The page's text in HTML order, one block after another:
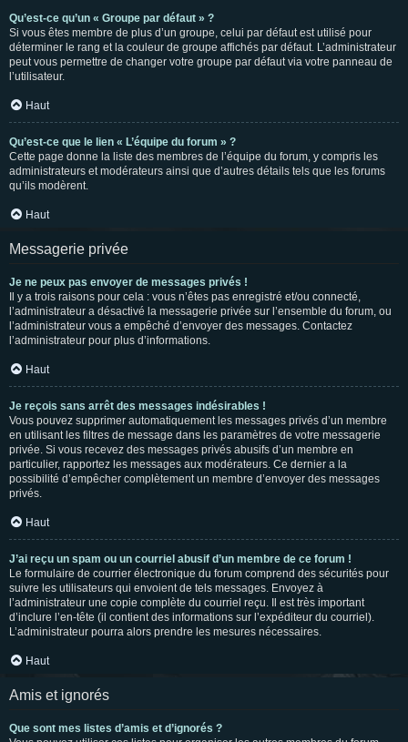
Qu’est-ce qu’un « Groupe par défaut » ?
Si vous êtes membre de plus d’un groupe, celui par défaut est utilisé pour
déterminer le rang et la couleur de groupe affichés par défaut. L’administrateur
peut vous permettre de changer votre groupe par défaut via votre panneau de
l’utilisateur.
Haut
Qu’est-ce que le lien « L’équipe du forum » ?
Cette page donne la liste des membres de l’équipe du forum, y compris les
administrateurs et modérateurs ainsi que d’autres détails tels que les forums
qu’ils modèrent.
Haut
Messagerie privée
Je ne peux pas envoyer de messages privés !
Il y a trois raisons pour cela : vous n’êtes pas enregistré et/ou connecté,
l’administrateur a désactivé la messagerie privée sur l’ensemble du forum, ou
l’administrateur vous a empêché d’envoyer des messages. Contactez
l’administrateur pour plus d’informations.
Haut
Je reçois sans arrêt des messages indésirables !
Vous pouvez supprimer automatiquement les messages privés d’un membre
en utilisant les filtres de message dans les paramètres de votre messagerie
privée. Si vous recevez des messages privés abusifs d’un membre en
particulier, rapportez les messages aux modérateurs. Ce dernier a la
possibilité d’empêcher complètement un membre d’envoyer des messages
privés.
Haut
J’ai reçu un spam ou un courriel abusif d’un membre de ce forum !
Le formulaire de courrier électronique du forum comprend des sécurités pour
suivre les utilisateurs qui envoient de tels messages. Envoyez à
l’administrateur une copie complète du courriel reçu. Il est très important
d’inclure l’en-tête (il contient des informations sur l’expéditeur du courriel).
L’administrateur pourra alors prendre les mesures nécessaires.
Haut
Amis et ignorés
Que sont mes listes d’amis et d’ignorés ?